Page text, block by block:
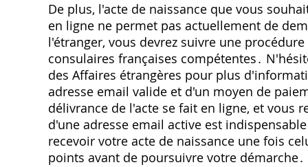
De plus, l'acte de naissance que vous
en ligne ne permet pas actuellement de
l'étranger, vous devrez suivre une
consulaires françaises compétentes․
des Affaires étrangères pour plus
adresse email valide et d'un moyen de
délivrance de l'acte se fait en ligne, et vous
d'une adresse email active est
recevoir votre acte de naissance une fois
points avant de poursuivre votre démarche․